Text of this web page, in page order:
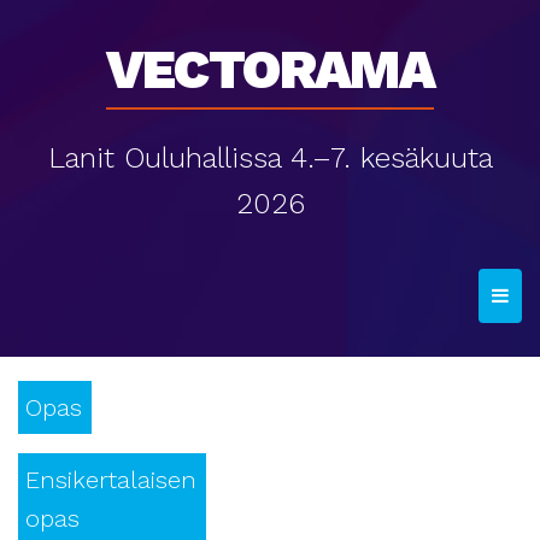
Vectorama
Lanit Ouluhallissa 4.–7. kesäkuuta
2026
T
o
g
Opas
Ensikertalaisen
opas